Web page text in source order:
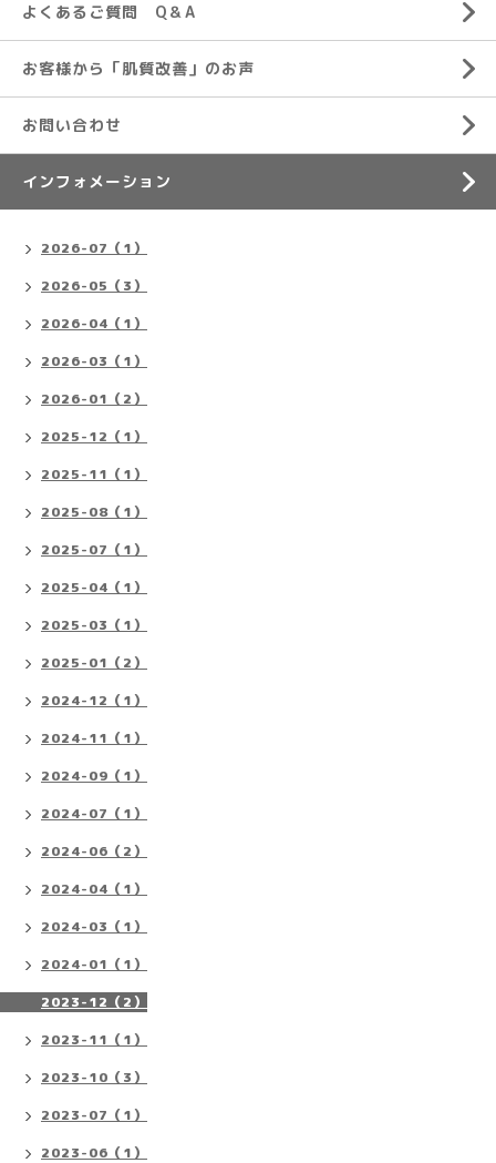
よくあるご質問 Q＆A
お客様から「肌質改善」のお声
お問い合わせ
インフォメーション
2026-07（1）
2026-05（3）
2026-04（1）
2026-03（1）
2026-01（2）
2025-12（1）
2025-11（1）
2025-08（1）
2025-07（1）
2025-04（1）
2025-03（1）
2025-01（2）
2024-12（1）
2024-11（1）
2024-09（1）
2024-07（1）
2024-06（2）
2024-04（1）
2024-03（1）
2024-01（1）
2023-12（2）
2023-11（1）
2023-10（3）
2023-07（1）
2023-06（1）